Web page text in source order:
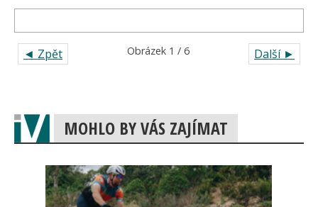
◄ Zpět Další ►
Obrázek 1 / 6
MOHLO BY VÁS ZAJÍMAT